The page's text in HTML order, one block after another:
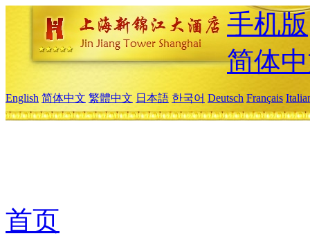
手机版
简体
English 简体中文 繁體中文 日本語 한국어 Deutsch Français
首页